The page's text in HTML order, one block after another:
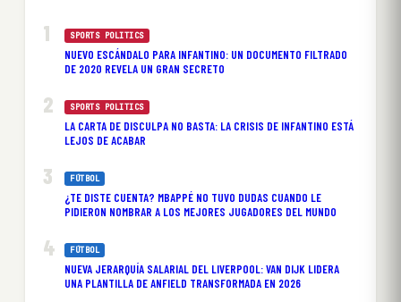
SPORTS POLITICS
NUEVO ESCÁNDALO PARA INFANTINO: UN DOCUMENTO FILTRADO
DE 2020 REVELA UN GRAN SECRETO
SPORTS POLITICS
LA CARTA DE DISCULPA NO BASTA: LA CRISIS DE INFANTINO ESTÁ
LEJOS DE ACABAR
FÚTBOL
¿TE DISTE CUENTA? MBAPPÉ NO TUVO DUDAS CUANDO LE
PIDIERON NOMBRAR A LOS MEJORES JUGADORES DEL MUNDO
FÚTBOL
NUEVA JERARQUÍA SALARIAL DEL LIVERPOOL: VAN DIJK LIDERA
UNA PLANTILLA DE ANFIELD TRANSFORMADA EN 2026